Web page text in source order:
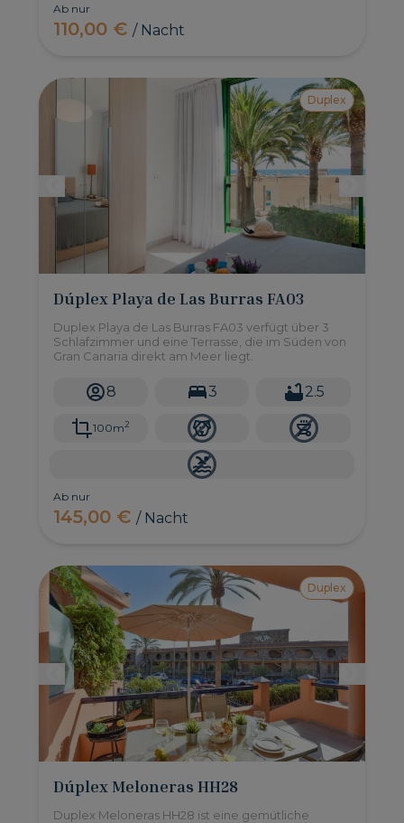
Ab nur
110,00 €/ Nacht
Duplex
Dúplex Playa de Las Burras FA03
Duplex Playa de Las Burras FA03 verfügt über 3
Schlafzimmer und eine Terrasse, die im Süden von
Gran Canaria direkt am Meer liegt.
8 3 2.5
100m2
Ab nur
145,00 €/ Nacht
Duplex
Dúplex Meloneras HH28
Duplex Meloneras HH28 ist eine gemütliche